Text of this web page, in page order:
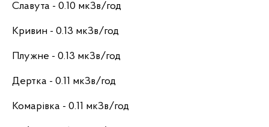
Славута - 0.10 мкЗв/год
Кривин - 0.13 мкЗв/год
Плужне - 0.13 мкЗв/год
Дертка - 0.11 мкЗв/год
Комарівка - 0.11 мкЗв/год